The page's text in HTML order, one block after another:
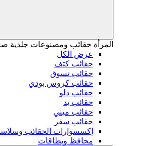
المرأة حقائب ومصنوعات جلدية
عرض الكل
حقائب كتف
حقائب تسوق
حقائب كروس بودي
حقائب دلو
حقائب يد
حقائب ميني
حقائب سفر
إكسسوارات الحقائب
محافظ وبطاقات